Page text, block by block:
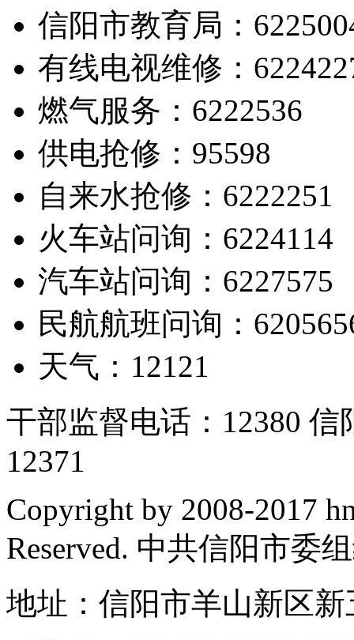
信阳市教育局：
有线电视维修：
燃气服务：6222536
供电抢修：95598
自来水抢修：6222251
火车站问询：6224114
汽车站问询：6227575
民航航班问询：
天气：12121
干部监督电话：12380
12371
Copyright by 2008-2017
Reserved. 中共信阳市委
地址：信阳市羊山新区